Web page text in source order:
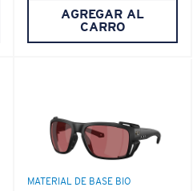
AGREGAR AL
CARRO
MATERIAL DE BASE BIO